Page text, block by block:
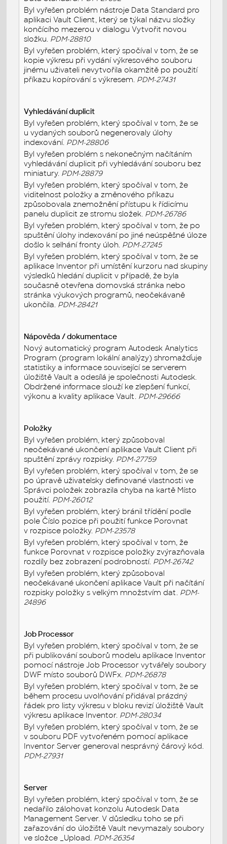
Byl vyřešen problém nástroje Data Standard pro
aplikaci Vault Client, který se týkal názvu složky
končícího mezerou v dialogu Vytvořit novou
složku. PDM-28810
Byl vyřešen problém, který spočíval v tom, že se
kopie výkresu při vydání výkresového souboru
jinému uživateli nevytvořila okamžitě po použití
příkazu kopírování s výkresem. PDM-27431
Vyhledávání duplicit
Byl vyřešen problém, který spočíval v tom, že se
u vydaných souborů negenerovaly úlohy
indexování. PDM-28806
Byl vyřešen problém s nekonečným načítáním
vyhledávání duplicit při vyhledávání souboru bez
miniatury. PDM-28879
Byl vyřešen problém, který spočíval v tom, že
viditelnost položky a změnového příkazu
způsobovala znemožnění přístupu k řídicímu
panelu duplicit ze stromu složek. PDM-26786
Byl vyřešen problém, který spočíval v tom, že po
spuštění úlohy indexování po jiné neúspěšné úloze
došlo k selhání fronty úloh. PDM-27245
Byl vyřešen problém, který spočíval v tom, že se
aplikace Inventor při umístění kurzoru nad skupiny
výsledků hledání duplicit v případě, že byla
současně otevřena domovská stránka nebo
stránka výukových programů, neočekávaně
ukončila. PDM-28421
Nápověda / dokumentace
Nový automatický program Autodesk Analytics
Program (program lokální analýzy) shromažďuje
statistiky a informace související se serverem
úložiště Vault a odesílá je společnosti Autodesk.
Obdržené informace slouží ke zlepšení funkcí,
výkonu a kvality aplikace Vault. PDM-29666
Položky
Byl vyřešen problém, který způsoboval
neočekávané ukončení aplikace Vault Client při
spuštění zprávy rozpisky. PDM-27759
Byl vyřešen problém, který spočíval v tom, že se
po úpravě uživatelsky definované vlastnosti ve
Správci položek zobrazila chyba na kartě Místo
použití. PDM-26012
Byl vyřešen problém, který bránil třídění podle
pole Číslo pozice při použití funkce Porovnat
v rozpisce položky. PDM-23578
Byl vyřešen problém, který spočíval v tom, že
funkce Porovnat v rozpisce položky zvýrazňovala
rozdíly bez zobrazení podrobností. PDM-26742
Byl vyřešen problém, který způsoboval
neočekávané ukončení aplikace Vault při načítání
rozpisky položky s velkým množstvím dat. PDM-
24896
Job Processor
Byl vyřešen problém, který spočíval v tom, že se
při publikování souborů modelu aplikace Inventor
pomocí nástroje Job Processor vytvářely soubory
DWF místo souborů DWFx. PDM-26878
Byl vyřešen problém, který spočíval v tom, že se
během procesu uvolňování přidával prázdný
řádek pro listy výkresu v bloku revizí úložiště Vault
výkresu aplikace Inventor. PDM-28034
Byl vyřešen problém, který spočíval v tom, že se
v souboru PDF vytvořeném pomocí aplikace
Inventor Server generoval nesprávný čárový kód.
PDM-27931
Server
Byl vyřešen problém, který spočíval v tom, že se
nedařilo zálohovat konzolu Autodesk Data
Management Server. V důsledku toho se při
zařazování do úložiště Vault nevymazaly soubory
ve složce _Upload. PDM-26354